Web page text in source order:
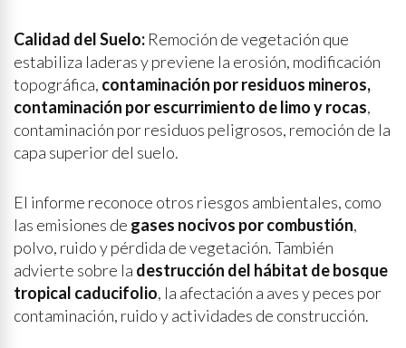
Calidad del Suelo: Remoción de vegetación que
estabiliza laderas y previene la erosión, modificación
topográfica, contaminación por residuos mineros,
contaminación por escurrimiento de limo y rocas,
contaminación por residuos peligrosos, remoción de la
capa superior del suelo.
El informe reconoce otros riesgos ambientales, como
las emisiones de gases nocivos por combustión,
polvo, ruido y pérdida de vegetación. También
advierte sobre la destrucción del hábitat de bosque
tropical caducifolio, la afectación a aves y peces por
contaminación, ruido y actividades de construcción.